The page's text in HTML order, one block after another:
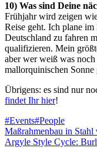
10) Was sind Deine
Frühjahr wird zeigen
Reise geht. Ich plane
Deutschland zu fahren
qualifizieren. Mein
aber wer weiß was
mallorquinischen Sonne
Übrigens: es sind nur
findet Ihr hier!
#Events#People
Maßrahmenbau in
Argyle Style Cycle: